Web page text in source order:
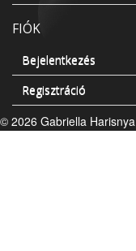
FIÓK
Bejelentkezés
Regisztráció
© 2026 Gabriella Harisnya